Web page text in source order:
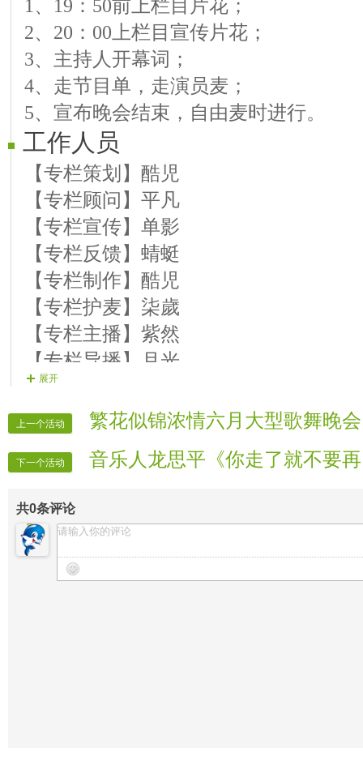
播报：专栏《流金强档》预报
08.随 风《歌曲 你我都在等》
09.紫 韵《曲艺 中国大舞台》
播报：专栏《微酷之星》预报
10.冷 漠《歌曲 今生的唯一》
11.兰 子《曲艺 欢乐中国年》
播报：专栏《流金风采》预报
12.韵 月《歌曲 爱在天地间》
13.潇 湘《舞蹈 走进新时代》
播报：专栏《好歌快翻》预报
14.七 彩《歌曲 幸福万年长》
15.安 琪《曲艺 酒醉的蝴蝶》
播报：专栏《作品展示会》预报
16.水 天《歌曲 忧伤华尔滋》
17.依 静《曲艺 弯弯的月亮》
播报：专栏星视界简介
18.浅 淡《歌曲 水墨醉江南》
19.舞 伊《舞蹈 母亲是中华》
1、19：50前上栏目片花；
2、20：00上栏目宣传片花；
3、主持人开幕词；
4、走节目单，走演员麦；
5、宣布晚会结束，自由麦时进行。
工作人员
【专栏策划】酷児
【专栏顾问】平凡
【专栏宣传】单影
【专栏反馈】蜻蜓
【专栏制作】酷児
【专栏护麦】柒歲
【专栏主播】紫然
【专栏导播】月光
【专栏广播】白浅
【专栏转播】包子
【专栏嘉宾】微酷明星汇
【专栏报道】vv官方宣传
展开
上一个活动 繁花似锦浓情六月大型歌舞晚会
下一个活动 音乐人龙思平《你走了就不要
共0条评论